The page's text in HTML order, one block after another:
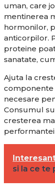
uman, care
mentinerea
hormonilor,
anticorpilor.
proteine
sanatate,
Ajuta la
componente
necesare
Consumul
cresterea
performantei
si la ce te